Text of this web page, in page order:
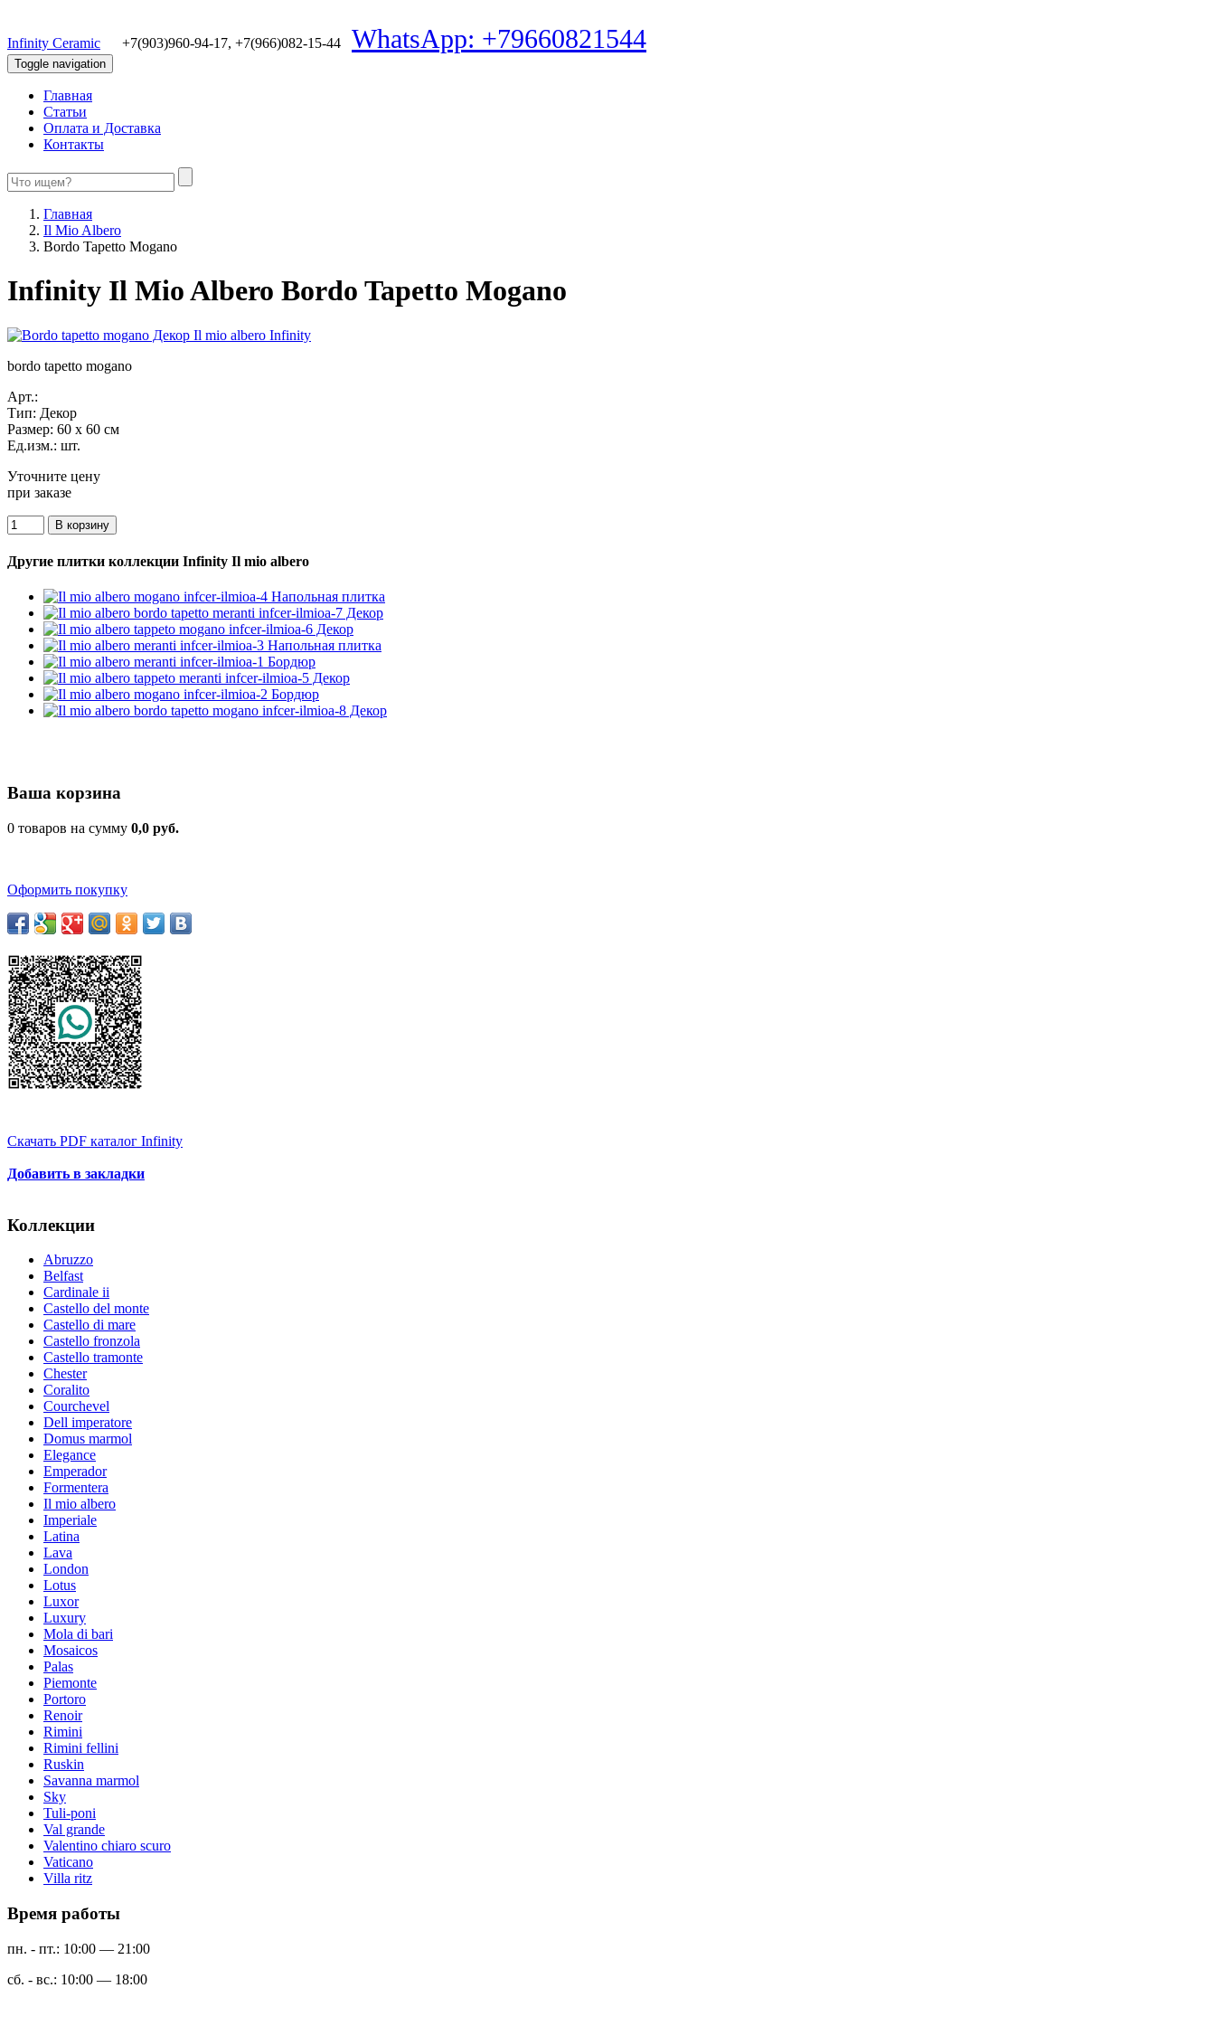
Infinity Ceramic +7(903)960-94-17, +7(966)082-15-44 WhatsApp: +79660821544
Toggle navigation
Главная
Статьи
Оплата и Доставка
Контакты
Главная
Il Mio Albero
Bordo Tapetto Mogano
Infinity Il Mio Albero Bordo Tapetto Mogano
bordo tapetto mogano
Арт.:
Тип: Декор
Размер: 60 x 60 см
Ед.изм.: шт.
Уточните цену
при заказе
Другие плитки коллекции Infinity Il mio albero
Ваша корзина
0 товаров на сумму 0,0 руб.
Оформить покупку
Скачать PDF каталог Infinity
Добавить в закладки
Коллекции
Abruzzo
Belfast
Cardinale ii
Castello del monte
Castello di mare
Castello fronzola
Castello tramonte
Chester
Coralito
Courchevel
Dell imperatore
Domus marmol
Elegance
Emperador
Formentera
Il mio albero
Imperiale
Latina
Lava
London
Lotus
Luxor
Luxury
Mola di bari
Mosaicos
Palas
Piemonte
Portoro
Renoir
Rimini
Rimini fellini
Ruskin
Savanna marmol
Sky
Tuli-poni
Val grande
Valentino chiaro scuro
Vaticano
Villa ritz
Время работы
пн. - пт.: 10:00 — 21:00
сб. - вс.: 10:00 — 18:00